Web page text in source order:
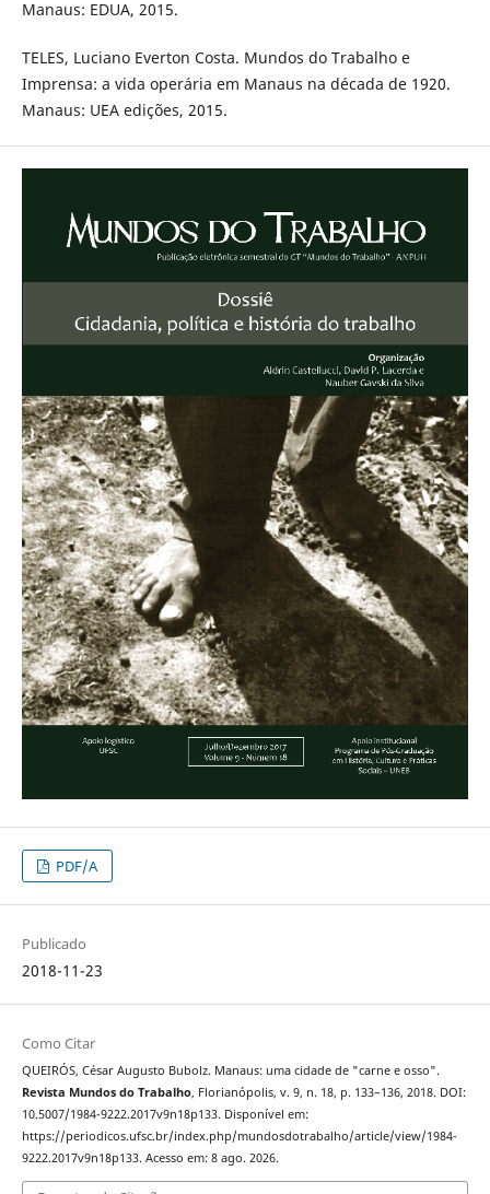
Manaus: EDUA, 2015.
TELES, Luciano Everton Costa. Mundos do Trabalho e
Imprensa: a vida operária em Manaus na década de 1920.
Manaus: UEA edições, 2015.
PDF/A
Publicado
2018-11-23
Como Citar
QUEIRÓS, César Augusto Bubolz. Manaus: uma cidade de "carne e osso".
Revista Mundos do Trabalho, Florianópolis, v. 9, n. 18, p. 133–136, 2018. DOI:
10.5007/1984-9222.2017v9n18p133. Disponível em:
https://periodicos.ufsc.br/index.php/mundosdotrabalho/article/view/1984-
9222.2017v9n18p133. Acesso em: 8 ago. 2026.